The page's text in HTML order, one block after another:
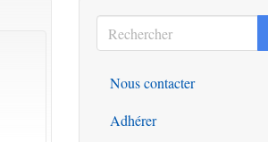
Rechercher
Rechercher
Outils
Nous contacter
Adhérer